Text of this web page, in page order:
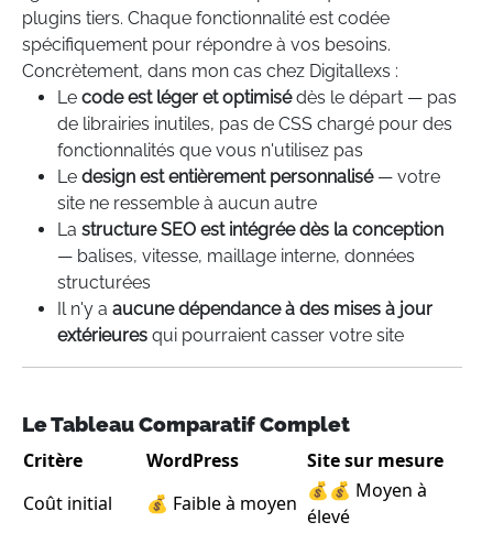
plugins tiers. Chaque fonctionnalité est codée
spécifiquement pour répondre à vos besoins.
Concrètement, dans mon cas chez Digitallexs :
Le code est léger et optimisédès le départ — pas
de librairies inutiles, pas de CSS chargé pour des
fonctionnalités que vous n'utilisez pas
Le design est entièrement personnalisé— votre
site ne ressemble à aucun autre
La structure SEO est intégrée dès la conception
— balises, vitesse, maillage interne, données
structurées
Il n'y a aucune dépendance à des mises à jour
extérieures qui pourraient casser votre site
Le Tableau Comparatif Complet
Critère
WordPress
Site sur mesure
Coût initial
💰 Faible à moyen
💰💰 Moyen à
élevé